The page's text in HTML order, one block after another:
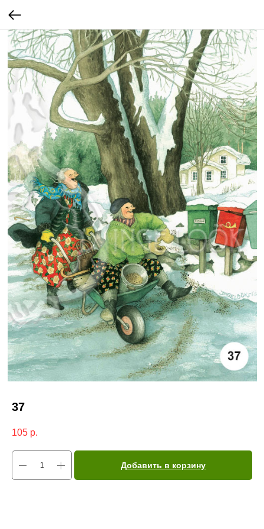
37
105 р.
Добавить в корзину